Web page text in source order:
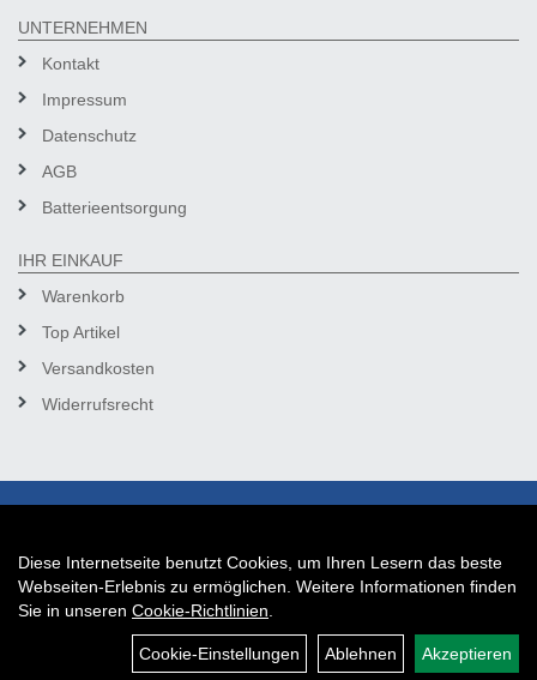
UNTERNEHMEN
Kontakt
Impressum
Datenschutz
AGB
Batterieentsorgung
IHR EINKAUF
Warenkorb
Top Artikel
Versandkosten
Widerrufsrecht
Diese Internetseite benutzt Cookies, um Ihren Lesern das beste
Webseiten-Erlebnis zu ermöglichen. Weitere Informationen finden
Sie in unseren Cookie-Richtlinien
Cookie-Einstellungen Ablehnen Akzeptieren
Auftrag widerrufen